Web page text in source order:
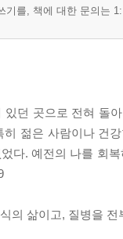
기를, 책에 대한 문의는
있던 곳으로 전혀 돌
히 젊은 사람이나 건
다. 예전의 나를 회
의 삶이고, 질병을